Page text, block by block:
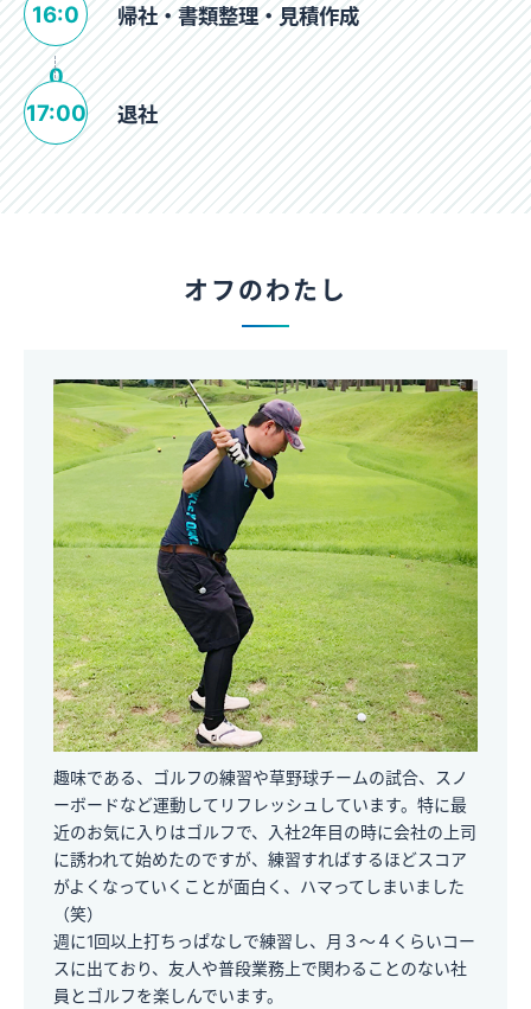
16:0
0
帰社・書類整理・見積作成
17:00 退社
オフのわたし
趣味である、ゴルフの練習や草野球チームの試合、スノ
ーボードなど運動してリフレッシュしています。特に最
近のお気に入りはゴルフで、入社2年目の時に会社の上司
に誘われて始めたのですが、練習すればするほどスコア
がよくなっていくことが面白く、ハマってしまいました
（笑）
週に1回以上打ちっぱなしで練習し、月３～４くらいコー
スに出ており、友人や普段業務上で関わることのない社
員とゴルフを楽しんでいます。